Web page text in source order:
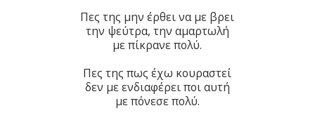
Πες της μην έρθει να με βρει
την ψεύτρα, την αμαρτωλή
με πίκρανε πολύ.
Πες της πως έχω κουραστεί
δεν με ενδιαφέρει ποι αυτή
με πόνεσε πολύ.